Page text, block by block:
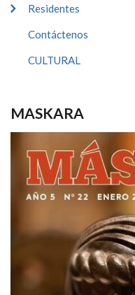
Residentes
Contáctenos
CULTURAL
MASKARA